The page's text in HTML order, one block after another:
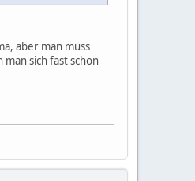
aber man muss
sich fast schon